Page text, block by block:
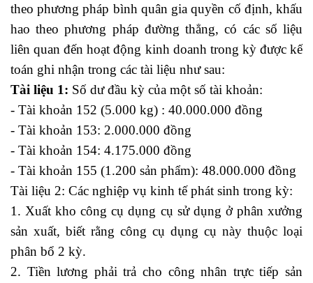
theo phương pháp bình quân gia quyền cố định, khấu
hao theo phương pháp đường thẳng, có các số liệu
liên quan đến hoạt động kinh doanh trong kỳ được kế
toán ghi nhận trong các tài liệu như sau:
Tài liệu 1: Số dư đầu kỳ của một số tài khoản:
- Tài khoản 152 (5.000 kg) : 40.000.000 đồng
- Tài khoản 153: 2.000.000 đồng
- Tài khoản 154: 4.175.000 đồng
- Tài khoản 155 (1.200 sản phẩm): 48.000.000 đồng
Tài liệu 2: Các nghiệp vụ kinh tế phát sinh trong kỳ:
1. Xuất kho công cụ dụng cụ sử dụng ở phân xưởng
sản xuất, biết rằng công cụ dụng cụ này thuộc loại
phân bổ 2 kỳ.
2. Tiền lương phải trả cho công nhân trực tiếp sản